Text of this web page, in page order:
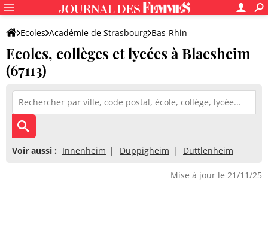
Ecoles Académie de Strasbourg Bas-Rhin
Ecoles, collèges et lycées à Blaesheim
(67113)
Voir aussi : Innenheim Duppigheim Duttlenheim
Mise à jour le 21/11/25